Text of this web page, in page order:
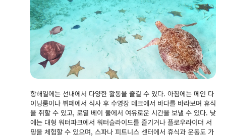
항해일에는 선내에서 다양한 활동을 즐길 수 있다. 아침에는 메인 다
이닝룸이나 뷔페에서 식사 후 수영장 데크에서 바다를 바라보며 휴식
을 취할 수 있고, 로열 베이 풀에서 여유로운 시간을 보낼 수 있다. 낮
에는 대형 워터파크에서 워터슬라이드를 즐기거나 플로우라이더 서
핑을 체험할 수 있으며, 스파나 피트니스 센터에서 휴식과 운동도 가